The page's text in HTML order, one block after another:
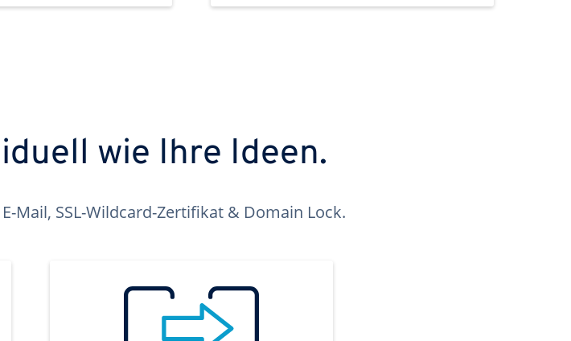
wie Ihre Ideen.
Mail, SSL-Wildcard-Zertifikat & Domain Lock.